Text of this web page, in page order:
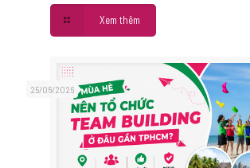
Xem thêm
25/06/2026